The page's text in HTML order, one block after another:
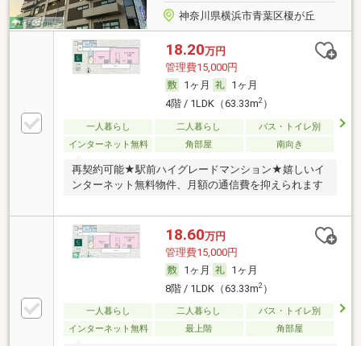
神奈川県横浜市青葉区榎が丘
18.20万円
管理費15,000円
1ヶ月
1ヶ月
4階 / 1LDK（63.33m2）
一人暮らし 二人暮らし
バス・トイレ別
インターネット無料
角部屋 南向き
再契約可能★駅前ハイグレードマンション★嬉しいイ
ンターネット無料物件、月額の通信費を抑えられます
18.60万円
管理費15,000円
1ヶ月
1ヶ月
8階 / 1LDK（63.33m2）
一人暮らし 二人暮らし
バス・トイレ別
インターネット無料
最上階 角部屋